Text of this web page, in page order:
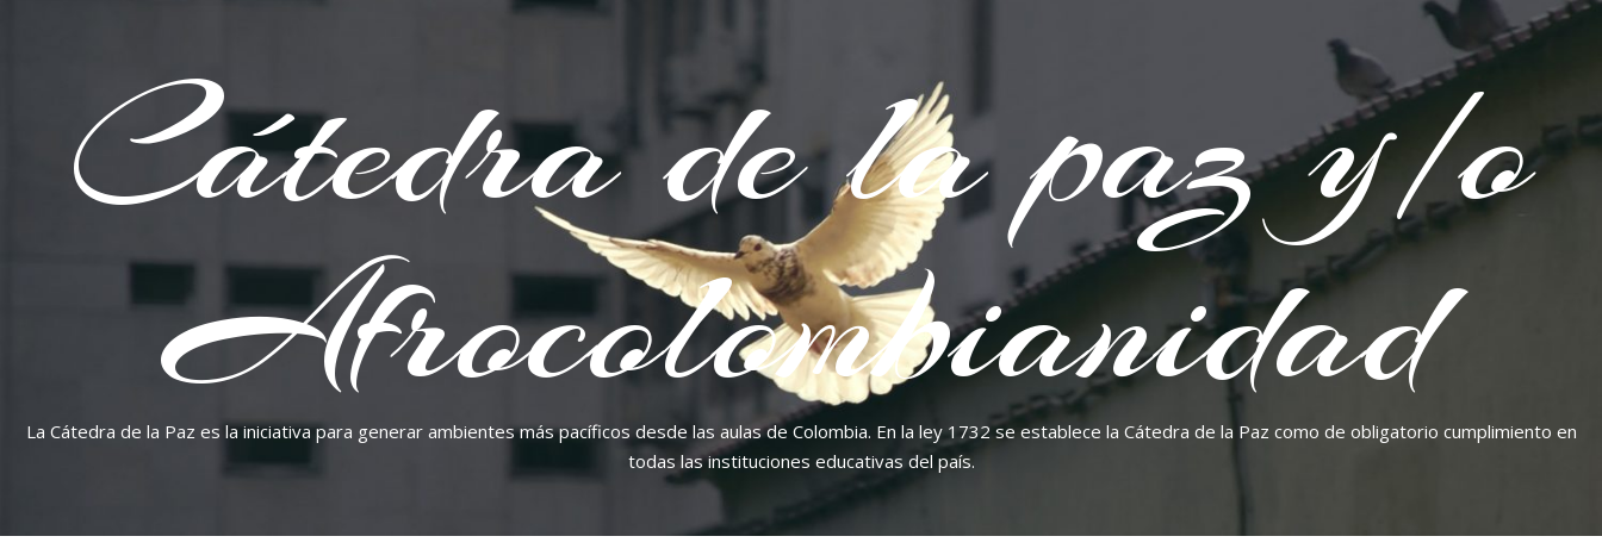
Cátedra de la paz y/o
Afrocolombianidad
La Cátedra de la Paz es la iniciativa para generar ambientes más pacíficos desde las aulas de Colombia. En la ley 1732 se establece la Cátedra de la Paz como de obligatorio cumplimiento en
todas las instituciones educativas del país.